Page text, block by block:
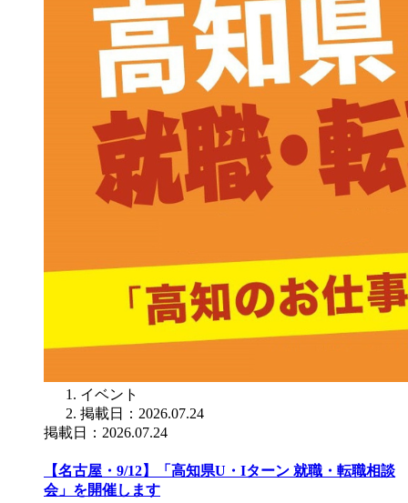
イベント
掲載日：2026.07.24
掲載日：2026.07.24
【名古屋・9/12】「高知県U・Iターン 就職・転職相談
会」を開催します